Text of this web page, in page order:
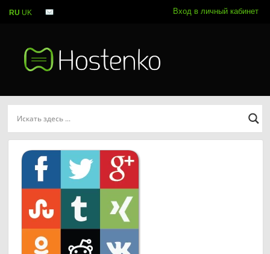
Вход в личный кабинет
RU UK